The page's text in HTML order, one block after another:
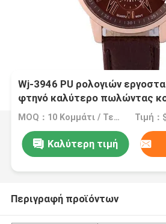
Wj-3946 PU ρολογιών
φτηνό καλύτερο πωλώντας
ρολογιών γυναικών δέρματος
το σπουδαστή
MOQ：10 Κομμάτι / Τεμάχια
Καλύτερη τιμή
Περιγραφή προϊόντων